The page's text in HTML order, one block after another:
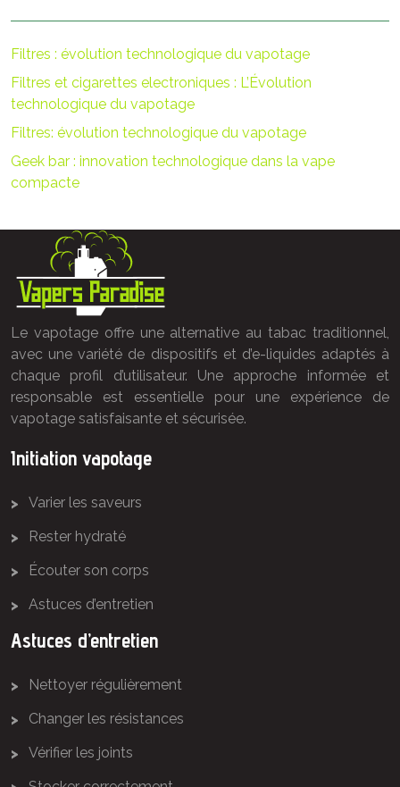
Filtres : évolution technologique du vapotage
Filtres et cigarettes electroniques : L’Évolution
technologique du vapotage
Filtres: évolution technologique du vapotage
Geek bar : innovation technologique dans la vape
compacte
Le vapotage offre une alternative au tabac traditionnel,
avec une variété de dispositifs et d’e-liquides adaptés à
chaque profil d’utilisateur. Une approche informée et
responsable est essentielle pour une expérience de
vapotage satisfaisante et sécurisée.
Initiation vapotage
Varier les saveurs
Rester hydraté
Écouter son corps
Astuces d’entretien
Astuces d’entretien
Nettoyer régulièrement
Changer les résistances
Vérifier les joints